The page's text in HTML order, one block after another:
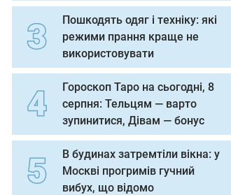
Пошкодять одяг і техніку: які
режими прання краще не
використовувати
Гороскоп Таро на сьогодні, 8
серпня: Тельцям — варто
зупинитися, Дівам — бонус
В будинах затремтіли вікна: у
Москві прогримів гучний
вибух, що відомо